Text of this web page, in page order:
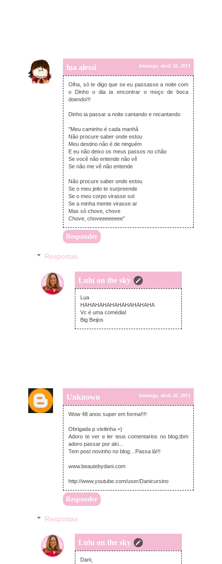
lua alessi domingo, abril 28, 2013
Olha, só te digo que se eu passasse a noite com
o Dinho o dia ia encontrar o moço de boca
doendo!!!
Dinho ia passar a noite cantando e recantando
"Meu caminho é cada manhã
Não procure saber onde estou
Meu destino não é de ninguém
E eu não deixo os meus passos no chão
Se você não entende não vê
Se não me vê não entende
Não procure saber onde estou
Se o meu jeito te surpreende
Se o meu corpo virasse sol
Se a minha mente virasse ar
Mas só chove, chove
Chove, choveeeeeeee"
Responder
Respostas
Lulu on the sky
segunda-feira, abril 29, 2013
Lua
HAHAHAHAHAHAHAHAHAHA
Vc é uma comédia!
Big Beijos
Unknown domingo, abril 28, 2013
Wow 48 anos super em forma!!!!
Obrigada p visitinha =)
Adoro te ver e ler teus comentarios no blog,tbm
adoro passar por aki...
Tem post novinho no blog…Passa là!!!
www.beautebydani.com
http://www.youtube.com/user/Danicursino
Responder
Respostas
Lulu on the sky
segunda-feira, abril 29, 2013
Dani,